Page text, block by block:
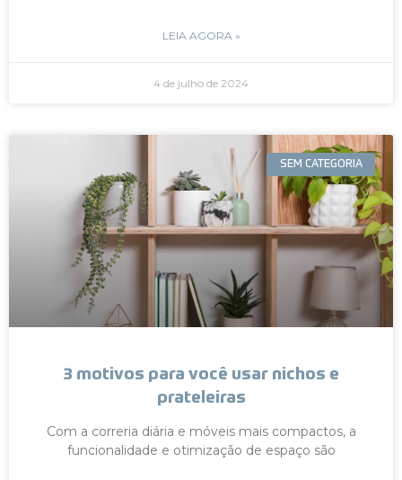
LEIA AGORA »
4 de julho de 2024
SEM CATEGORIA
3 motivos para você usar nichos e
prateleiras
Com a correria diária e móveis mais compactos, a
funcionalidade e otimização de espaço são